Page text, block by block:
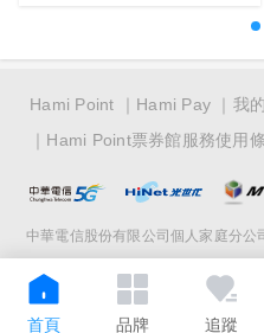
首頁 品牌 追蹤
Hami Point Hami Pay
我
Hami Point票券館服務使用
中華電信股份有限公司個人家庭分